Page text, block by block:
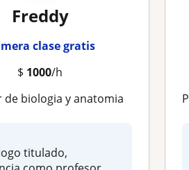
Freddy
clase gratis
$ 1000/h
de biologia y anatomia
titulado,